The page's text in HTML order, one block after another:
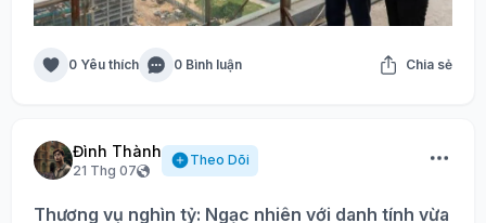
0 Yêu thích 0 Bình luận Chia sẻ
Đình Thành
21 Thg 07
Theo Dõi
Thương vụ nghìn tỷ: Ngạc nhiên với danh tính vừa